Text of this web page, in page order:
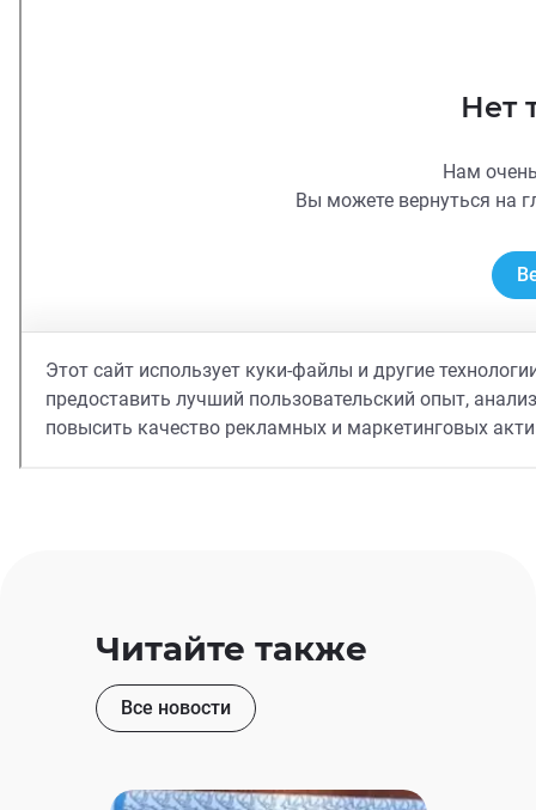
Читайте также
Все новости